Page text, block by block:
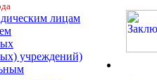
лицам
учреждений)